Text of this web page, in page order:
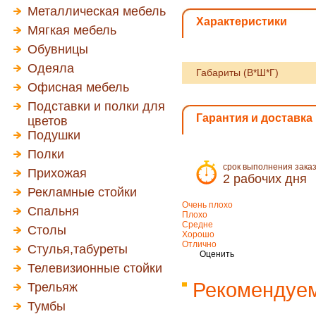
Металлическая мебель
Мягкая мебель
Обувницы
Одеяла
Офисная мебель
Подставки и полки для
цветов
Подушки
Полки
Прихожая
Рекламные стойки
Спальня
Столы
Стулья,табуреты
Телевизионные стойки
Трельяж
Тумбы
Характеристики
Габариты (В*Ш*Г)
Гарантия и доставка
срок выполнения
2 рабочих дня
Очень плохо
Плохо
Средне
Хорошо
Отлично
Оценить